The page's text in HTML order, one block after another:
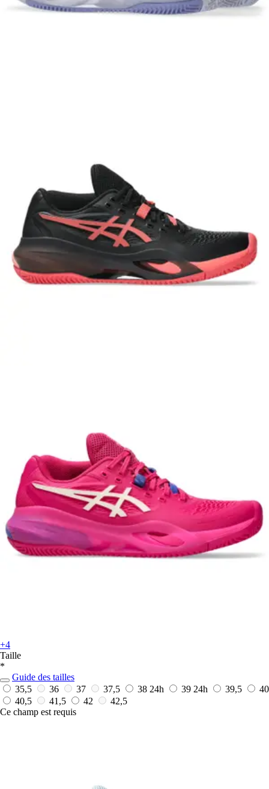
+4
Taille
*
Guide des tailles
35,5
36 37 37,5 38 24h 39 24h 39,5
40
40,5
41,5 42
42,5
Ce champ est requis